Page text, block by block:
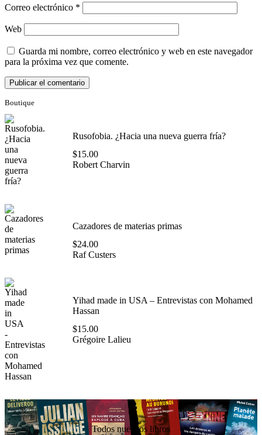
Correo electrónico *
Web
Guarda mi nombre, correo electrónico y web en este navegador
para la próxima vez que comente.
Boutique
Rusofobia. ¿Hacia una nueva guerra fría?
$15.00
Robert Charvin
Cazadores de materias primas
$24.00
Raf Custers
Yihad made in USA – Entrevistas con Mohamed
Hassan
$15.00
Grégoire Lalieu
Todos nuestros libros